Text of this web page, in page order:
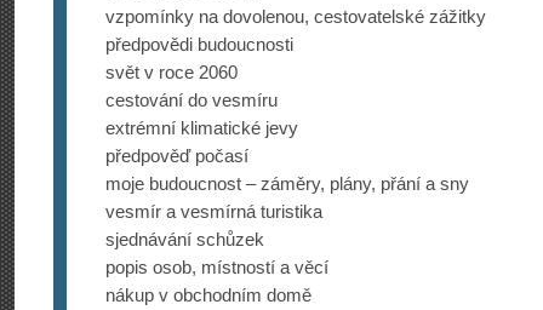
vzpomínky na dovolenou, cestovatelské zážitky
předpovědi budoucnosti
svět v roce 2060
cestování do vesmíru
extrémní klimatické jevy
předpověď počasí
moje budoucnost – záměry, plány, přání a sny
vesmír a vesmírná turistika
sjednávání schůzek
popis osob, místností a věcí
nákup v obchodním domě